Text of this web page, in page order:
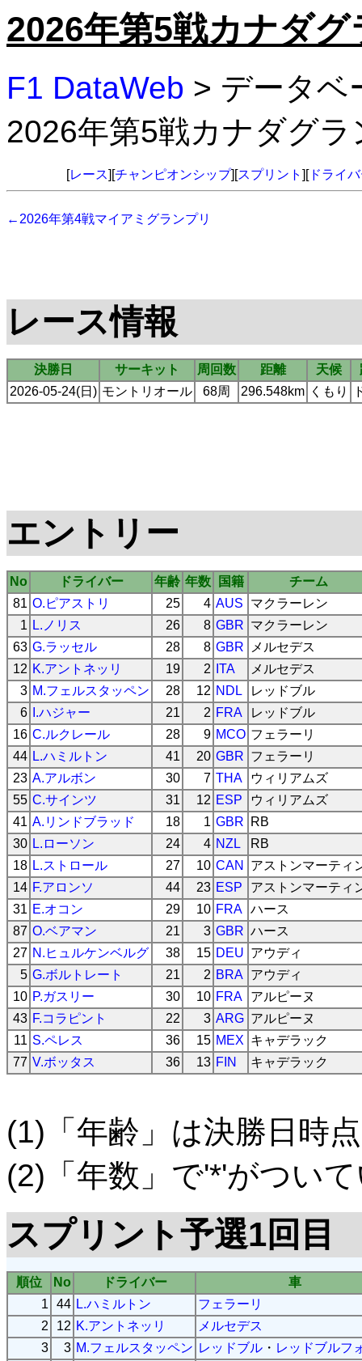
2026年第5戦カナダ
F1 DataWeb > データ
2026年第5戦カナダグ
[レース][チャンピオンシップ][スプリント ][ドライ
←2026年第4戦マイアミグランプリ
レース情報
決勝日 サーキット 周回数 距離 天候
2026-05-24(日) モントリオール 68周 296.548km くもり
エントリー
No ドライバー 年齢 年数 国籍
チーム
81 O.ピアストリ 25 4 AUS
マクラーレン
1 L.ノリス 26 8 GBR マクラーレン
63 G.ラッセル 28 8 GBR
メルセデス
12 K.アントネッリ 19 2 ITA
メルセデス
3 M.フェルスタッペン 28 12 NDL
レッドブル
6
I.ハジャー 21 2 FRA
レッドブル
16 C.ルクレール 28 9 MCO フェラーリ
44 L.ハミルトン 41 20 GBR フェラーリ
23 A.アルボン 30 7 THA
ウィリアムズ
55 C.サインツ 31 12 ESP
ウィリアムズ
41 A.リンドブラッド 18 1 GBR
RB
30 L.ローソン 24 4 NZL
RB
18 L.ストロール 27 10 CAN
アストンマーティ
14 F.アロンソ 44 23 ESP
アストンマーティ
31 E.オコン 29 10 FRA ハース
87 O.ベアマン 21 3 GBR ハース
27 N.ヒュルケンベルグ 38 15 DEU アウディ
5 G.ボルトレート 21 2 BRA アウディ
10 P.ガスリー 30 10 FRA
アルピーヌ
43 F.コラピント 22 3 ARG アルピーヌ
11 S.ペレス 36 15 MEX キャデラック
77 V.ボッタス 36 13 FIN キャデラック
(1)「年齢」は決勝日時点
(2)「年数」で'*'がつい
スプリント予選1回目
順位 No ドライバー
車
1
44 L.ハミルトン
フェラーリ
2
12 K.アントネッリ
メルセデス
3
3 M.フェルスタッペン レッドブル ・ レッドブルフ